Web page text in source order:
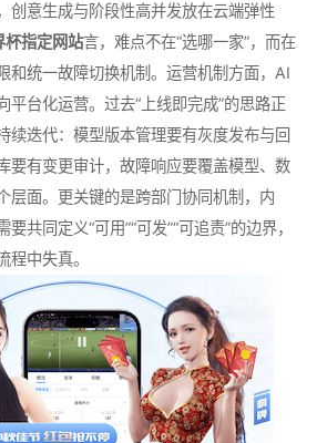
创意生成与阶段性高并发放在云端弹性
指定网站言，难点不在“选哪一家”，而在
和统一故障切换机制。运营机制方面，AI
平台化运营。过去“上线即完成”的思路正
续迭代：模型版本管理要有灰度发布与回
要有变更审计，故障响应要覆盖模型、数
层面。更关键的是跨部门协同机制，内
共同定义“可用”“可发”“可追责”的边界，
程中失真。